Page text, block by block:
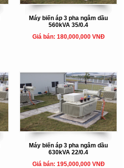
Máy biến áp 3 pha ngâm dầu
560kVA 35/0.4
Giá bán: 180,000,000 VNĐ
Máy biến áp 3 pha ngâm dầu
630kVA 22/0.4
Giá bán: 195,000,000 VNĐ